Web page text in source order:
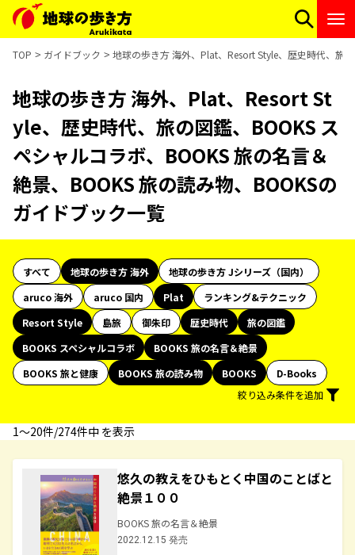
TOP ガイドブック 地球の歩き方 海外、Plat、Resort Style、歴史時代、旅
地球の歩き方 海外、Plat、Resort St
yle、歴史時代、旅の図鑑、BOOKS ス
ペシャルコラボ、BOOKS 旅の名言＆
絶景、BOOKS 旅の読み物、BOOKSの
ガイドブック一覧
すべて 地球の歩き方 海外
地球の歩き方 Jシリーズ（国内）
aruco 海外
aruco 国内 Plat
ランキング&テクニック
Resort Style
島旅 御朱印 歴史時代
旅の図鑑
BOOKS スペシャルコラボ
BOOKS 旅の名言＆絶景
BOOKS 旅と健康
BOOKS 旅の読み物 BOOKS
D-Books
絞り込み条件を追加
1〜20件/274件中 を表示
悠久の教えをひもとく中国のことばと
絶景１００
BOOKS 旅の名言＆絶景
2022.12.15 発売